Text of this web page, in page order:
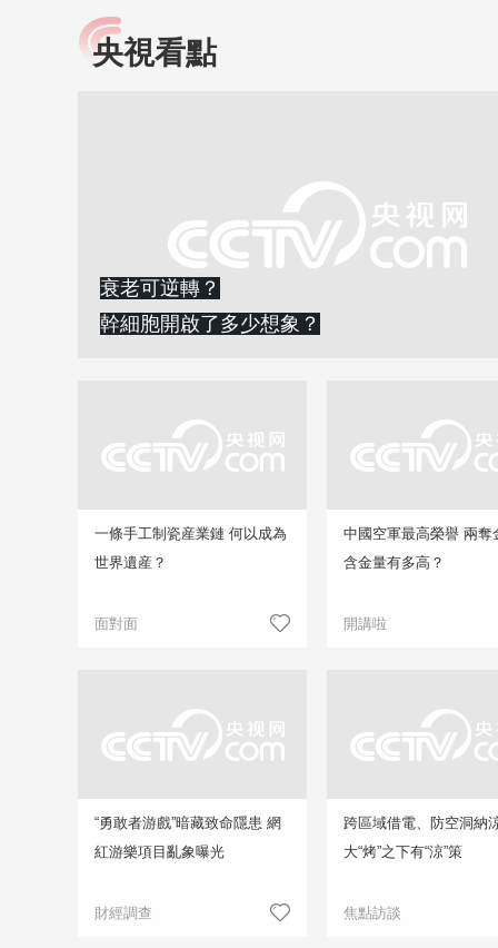
小央視頻
知識！
央視看點
衰老可逆轉？
幹細胞開啟了多少想象？
一條手工制瓷産業鏈 何以成為
世界遺産？
面對面
中國空軍最高榮譽 兩奪
含金量有多高？
開講啦
“勇敢者游戲”暗藏致命隱患 網
紅游樂項目亂象曝光
財經調查
跨區域借電、防空洞納
大“烤”之下有“涼”策
焦點訪談